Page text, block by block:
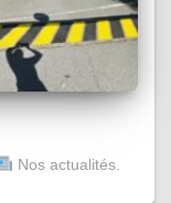
Nos actualités.